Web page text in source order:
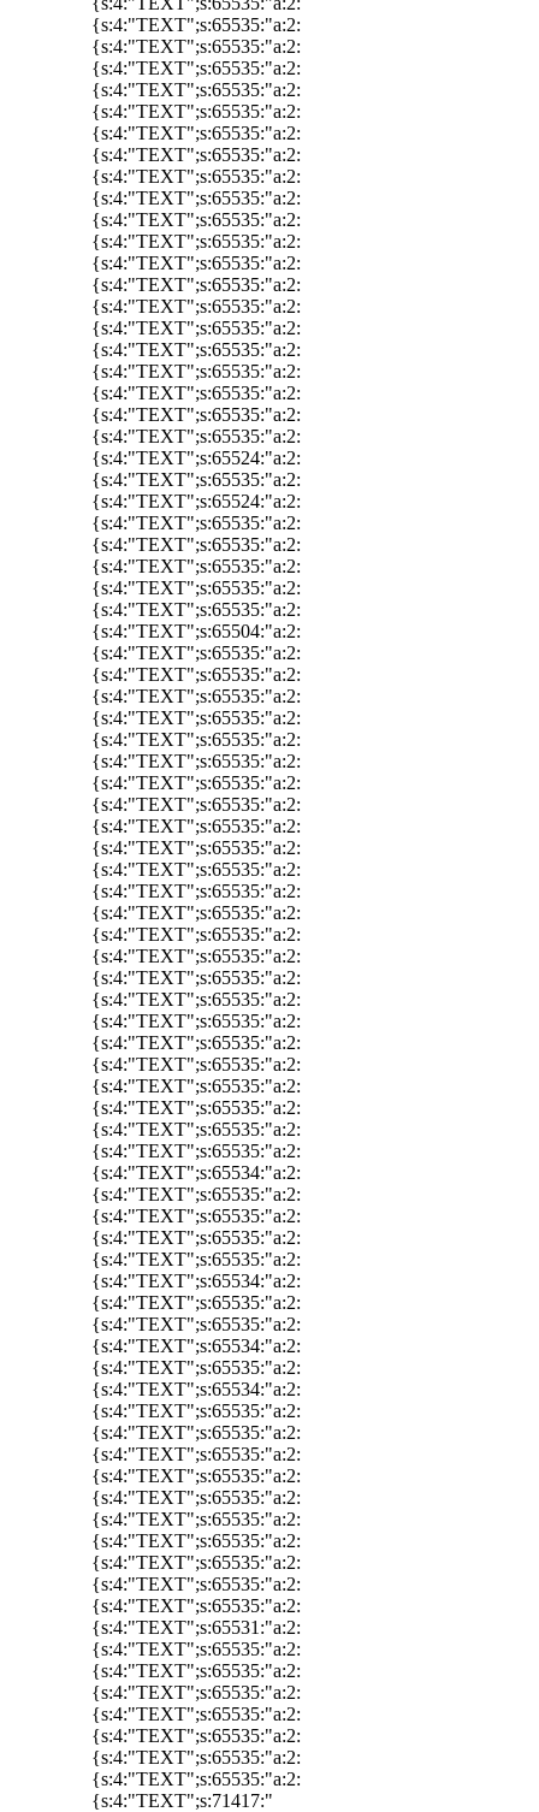
{s:4:"TEXT";s:65535:"a:2:
{s:4:"TEXT";s:65535:"a:2:
{s:4:"TEXT";s:65535:"a:2:
{s:4:"TEXT";s:65535:"a:2:
{s:4:"TEXT";s:65535:"a:2:
{s:4:"TEXT";s:65535:"a:2:
{s:4:"TEXT";s:65535:"a:2:
{s:4:"TEXT";s:65535:"a:2:
{s:4:"TEXT";s:65535:"a:2:
{s:4:"TEXT";s:65535:"a:2:
{s:4:"TEXT";s:65535:"a:2:
{s:4:"TEXT";s:65535:"a:2:
{s:4:"TEXT";s:65535:"a:2:
{s:4:"TEXT";s:65535:"a:2:
{s:4:"TEXT";s:65535:"a:2:
{s:4:"TEXT";s:65535:"a:2:
{s:4:"TEXT";s:65535:"a:2:
{s:4:"TEXT";s:65535:"a:2:
{s:4:"TEXT";s:65535:"a:2:
{s:4:"TEXT";s:65535:"a:2:
{s:4:"TEXT";s:65524:"a:2:
{s:4:"TEXT";s:65535:"a:2:
{s:4:"TEXT";s:65524:"a:2:
{s:4:"TEXT";s:65535:"a:2:
{s:4:"TEXT";s:65535:"a:2:
{s:4:"TEXT";s:65535:"a:2:
{s:4:"TEXT";s:65535:"a:2:
{s:4:"TEXT";s:65535:"a:2:
{s:4:"TEXT";s:65504:"a:2:
{s:4:"TEXT";s:65535:"a:2:
{s:4:"TEXT";s:65535:"a:2:
{s:4:"TEXT";s:65535:"a:2:
{s:4:"TEXT";s:65535:"a:2:
{s:4:"TEXT";s:65535:"a:2:
{s:4:"TEXT";s:65535:"a:2:
{s:4:"TEXT";s:65535:"a:2:
{s:4:"TEXT";s:65535:"a:2:
{s:4:"TEXT";s:65535:"a:2:
{s:4:"TEXT";s:65535:"a:2:
{s:4:"TEXT";s:65535:"a:2:
{s:4:"TEXT";s:65535:"a:2:
{s:4:"TEXT";s:65535:"a:2:
{s:4:"TEXT";s:65535:"a:2:
{s:4:"TEXT";s:65535:"a:2:
{s:4:"TEXT";s:65535:"a:2:
{s:4:"TEXT";s:65535:"a:2:
{s:4:"TEXT";s:65535:"a:2:
{s:4:"TEXT";s:65535:"a:2:
{s:4:"TEXT";s:65535:"a:2:
{s:4:"TEXT";s:65535:"a:2:
{s:4:"TEXT";s:65535:"a:2:
{s:4:"TEXT";s:65535:"a:2:
{s:4:"TEXT";s:65535:"a:2:
{s:4:"TEXT";s:65534:"a:2:
{s:4:"TEXT";s:65535:"a:2:
{s:4:"TEXT";s:65535:"a:2:
{s:4:"TEXT";s:65535:"a:2:
{s:4:"TEXT";s:65535:"a:2:
{s:4:"TEXT";s:65534:"a:2:
{s:4:"TEXT";s:65535:"a:2:
{s:4:"TEXT";s:65535:"a:2:
{s:4:"TEXT";s:65534:"a:2:
{s:4:"TEXT";s:65535:"a:2:
{s:4:"TEXT";s:65534:"a:2:
{s:4:"TEXT";s:65535:"a:2:
{s:4:"TEXT";s:65535:"a:2:
{s:4:"TEXT";s:65535:"a:2:
{s:4:"TEXT";s:65535:"a:2:
{s:4:"TEXT";s:65535:"a:2:
{s:4:"TEXT";s:65535:"a:2:
{s:4:"TEXT";s:65535:"a:2:
{s:4:"TEXT";s:65535:"a:2:
{s:4:"TEXT";s:65535:"a:2:
{s:4:"TEXT";s:65535:"a:2:
{s:4:"TEXT";s:65531:"a:2:
{s:4:"TEXT";s:65535:"a:2:
{s:4:"TEXT";s:65535:"a:2:
{s:4:"TEXT";s:65535:"a:2:
{s:4:"TEXT";s:65535:"a:2:
{s:4:"TEXT";s:65535:"a:2:
{s:4:"TEXT";s:65535:"a:2:
{s:4:"TEXT";s:65535:"a:2:
{s:4:"TEXT";s:71417:"